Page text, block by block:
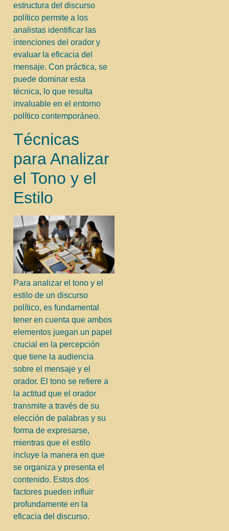
estructura del discurso
político permite a los
analistas identificar las
intenciones del orador y
evaluar la eficacia del
mensaje. Con práctica, se
puede dominar esta
técnica, lo que resulta
invaluable en el entorno
político contemporáneo.
Técnicas
para Analizar
el Tono y el
Estilo
Para analizar el tono y el
estilo de un discurso
político, es fundamental
tener en cuenta que ambos
elementos juegan un papel
crucial en la percepción
que tiene la audiencia
sobre el mensaje y el
orador. El tono se refiere a
la actitud que el orador
transmite a través de su
elección de palabras y su
forma de expresarse,
mientras que el estilo
incluye la manera en que
se organiza y presenta el
contenido. Estos dos
factores pueden influir
profundamente en la
eficacia del discurso.